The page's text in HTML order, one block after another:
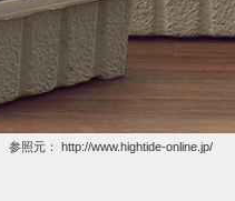
参照元： http://www.hightide-online.jp/